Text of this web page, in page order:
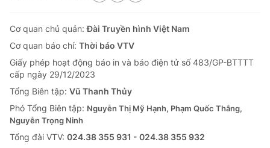
Cơ quan chủ quản:Đài Truyền hình Việt Nam
Cơ quan báo chí: Thời báo VTV
Giấy phép hoạt động báo in và báo điện tử số 483/GP-BTTTT
cấp ngày 29/12/2023
Tổng Biên tập: Vũ Thanh Thủy
Phó Tổng Biên tập: Nguyễn Thị Mỹ Hạnh, Phạm Quốc Thắng,
Nguyễn Trọng Ninh
Tổng đài VTV: 024.38 355 931 - 024.38 355 932